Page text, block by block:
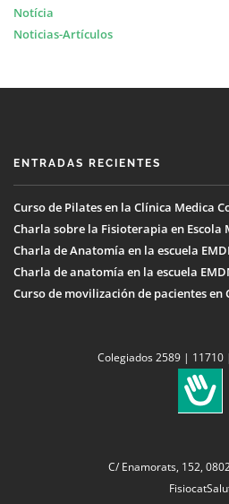
Notícia
Noticias-Artículos
ENTRADAS RECIENTES
Curso de Pilates en la Clínica Medica
Charla sobre la Fisioterapia en Escola
Charla de Anatomía en la escuela
Charla de anatomía en la escuela
Curso de movilización de pacientes en
Colegiados 2589 |
C/ Enamorats, 152,